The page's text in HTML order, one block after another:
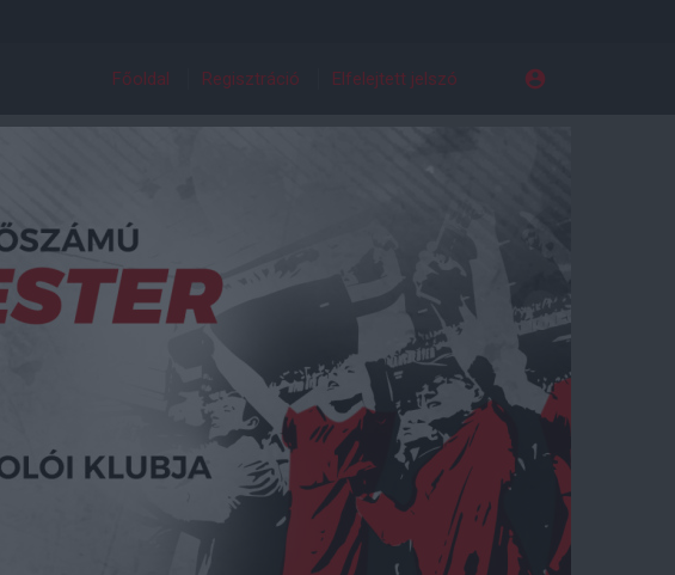
Főoldal Regisztráció Elfelejtett jelszó